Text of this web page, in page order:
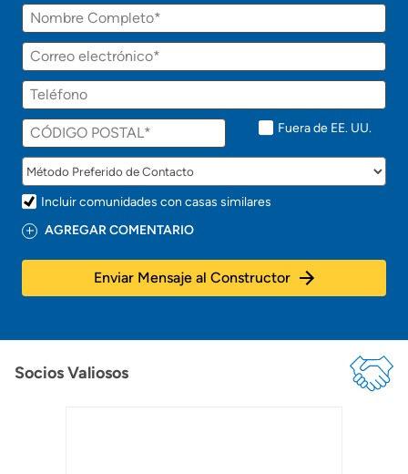
r
á
r
n
t
!
Nombre
Correo
electrónico
Teléfono
Fuera de EE. UU.
Incluir comunidades con casas similares
AGREGAR COMENTARIO
Enviar Mensaje al Constructor
Socios Valiosos